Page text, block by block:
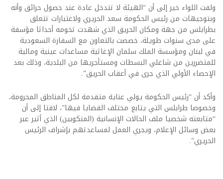
ولفت اللواء خير إلى أن “الهيئة لا تتدخل عادة عند حصول حرائق وأنه
وبتوجيهات من رئيس الحكومة سعد الحريري ولاعتبارات تتعلق
بطرابلس من جهة ومكان الحريق الذي شهدت تخومه أحداثا مؤسفة
على مدى سنوات طويلة، خصصت بالتعاون مع السفارة السعودية
في لبنان ومؤسسة الملك سلمان الإغاثية مساعدات عينية ومالية
للمتضررين من شاغلي البسطات ومستأجريها من البلدية، وذلك بعد
الإحصاء الأولي الذي جرى في أعقاب الحريق”.
وأكد أن “رئيس الحكومة يولي عناية متقدمة لكل المناطق المحرومة،
وخصوصا طرابلس التي يتابع مختلف القضايا فيها”، لافتا إلى أن
“متابعته شخصيا ملف الحالات الإنسانية (المنكوبين) الذي أثير عبر
بعض وسائل الإعلام، ويجري العمل لمساعدتهم بإشراف الرئيس
الحريري”.